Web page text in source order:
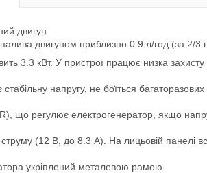
двигун.
двигуном приблизно 0.9 л/год (за 2/3
3.3 кВт. У пристрої працює низка
напругу, не боїться
що регулює електрогенератор, якщо
(12 В, до 8.3 А). На лицьовій панелі
укріплений металевою рамою.